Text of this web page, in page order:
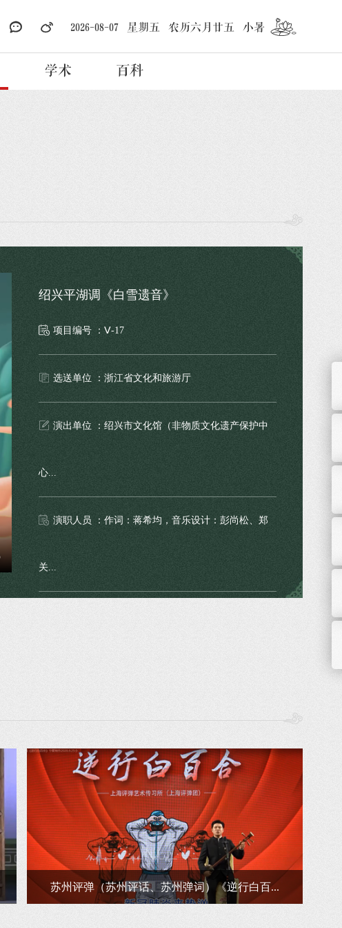
2026-08-07 星期五 农历六月廿五 小暑
学术 百科
绍兴平湖调《白雪遗音》
项目编号 ：Ⅴ-17
选送单位 ：浙江省文化和旅游厅
演出单位 ：绍兴市文化馆（非物质文化遗产保护中
心...
演职人员 ：作词：蒋希均，音乐设计：彭尚松、郑
关...
苏州评弹（苏州评话、苏州弹词）《逆行白百...